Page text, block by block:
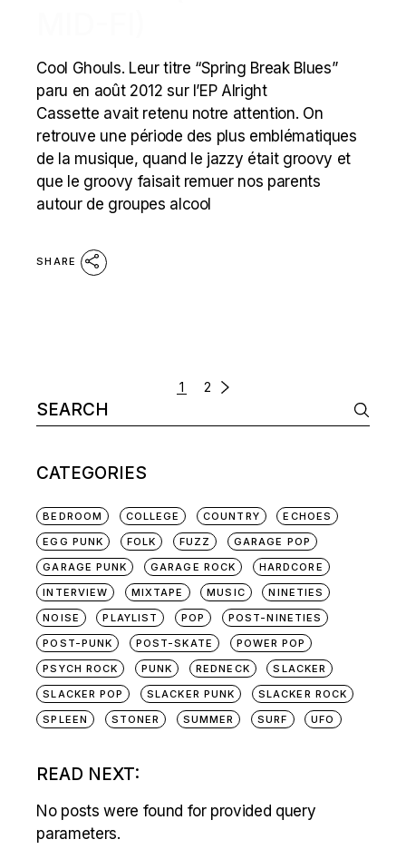
Cool Ghouls. Leur titre “Spring Break Blues”
paru en août 2012 sur l’EP Alright
Cassette avait retenu notre attention. On
retrouve une période des plus emblématiques
de la musique, quand le jazzy était groovy et
que le groovy faisait remuer nos parents
autour de groupes alcool
SHARE
NAVIGATION
1 2
Search
for:
CATEGORIES
BEDROOM COLLEGE COUNTRY
ECHOES
EGG PUNK
FOLK FUZZ
GARAGE POP
GARAGE PUNK
GARAGE ROCK
HARDCORE
INTERVIEW
MIXTAPE MUSIC
NINETIES
NOISE
PLAYLIST POP
POST-NINETIES
POST-PUNK
POST-SKATE
POWER POP
PSYCH ROCK
PUNK REDNECK
SLACKER
SLACKER POP
SLACKER PUNK
SLACKER ROCK
SPLEEN
STONER SUMMER SURF UFO
READ NEXT:
No posts were found for provided query
parameters.